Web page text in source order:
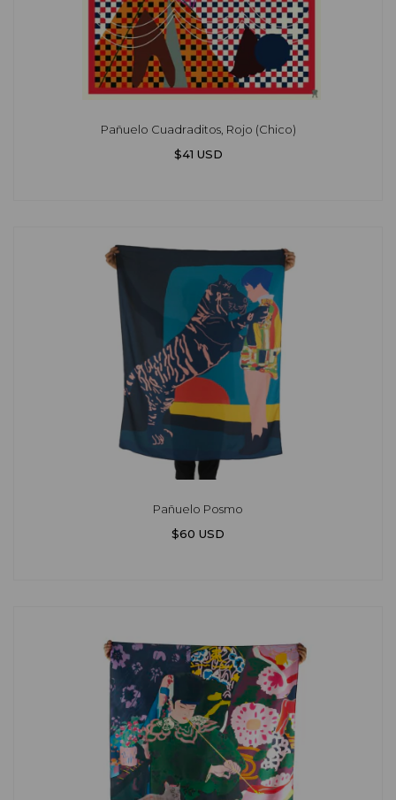
Pañuelo Cuadraditos, Rojo (Chico)
$41 USD
Pañuelo Posmo
$60 USD